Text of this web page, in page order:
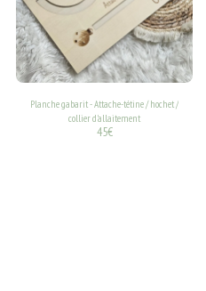
Planche gabarit - Attache-tétine / hochet /
collier d'allaitement
45€